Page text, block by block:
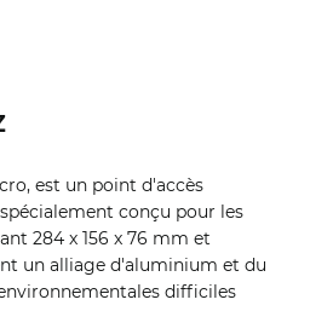
est un point d'accès
conçu pour les
284 x 156 x 76 mm et
un alliage d'aluminium et du
difficiles